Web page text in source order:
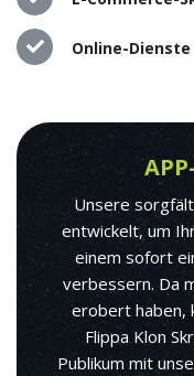
Online-
Unsere
entwickelt, um
einem sofort
verbessern. Da
erobert haben,
Flippa Klon
Publikum mit